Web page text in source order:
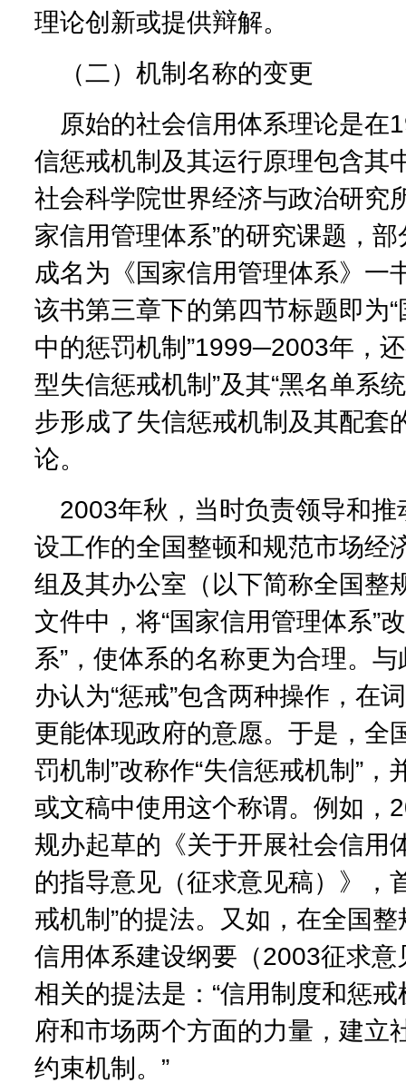
理论创新或提供辩解。
（二）机制名称的变更
原始的社会信用体系理论是在
信惩戒机制及其运行原理包含其
社会科学院世界经济与政治研究
家信用管理体系”的研究课题，
成名为《国家信用管理体系》一
该书第三章下的第四节标题即为
中的惩罚机制”1999─2003年，
型失信惩戒机制”及其“黑名单系
步形成了失信惩戒机制及其配套
论。
2003年秋，当时负责领导和
设工作的全国整顿和规范市场经
组及其办公室（以下简称全国整
文件中，将“国家信用管理体系”
系”，使体系的名称更为合理。
办认为“惩戒”包含两种操作，在
更能体现政府的意愿。于是，全
罚机制”改称作“失信惩戒机制”，
或文稿中使用这个称谓。例如，
规办起草的《关于开展社会信用
的指导意见（征求意见稿）》，
戒机制”的提法。又如，在全国
信用体系建设纲要（2003征求意
相关的提法是：“信用制度和惩
府和市场两个方面的力量，建立
约束机制。”